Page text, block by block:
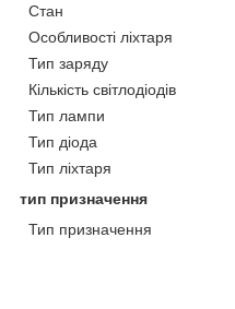
Стан
Особливості ліхтаря
Тип заряду
Кількість світлодіодів
Тип лампи
Тип діода
Тип ліхтаря
тип призначення
Тип призначення